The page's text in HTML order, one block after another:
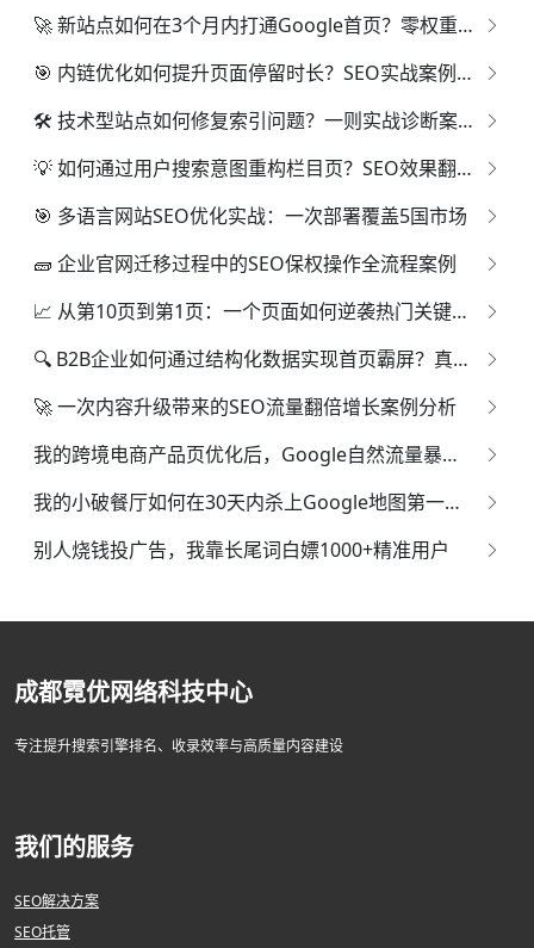
🚀 新站点如何在3个月内打通Google首页？零权重起步案例分析
🎯 内链优化如何提升页面停留时长？SEO实战案例分享
🛠 技术型站点如何修复索引问题？一则实战诊断案例解析
💡 如何通过用户搜索意图重构栏目页？SEO效果翻倍的案例
🎯 多语言网站SEO优化实战：一次部署覆盖5国市场
🧱 企业官网迁移过程中的SEO保权操作全流程案例
📈 从第10页到第1页：一个页面如何逆袭热门关键词排名
🔍 B2B企业如何通过结构化数据实现首页霸屏？真实案例复盘
🚀 一次内容升级带来的SEO流量翻倍增长案例分析
我的跨境电商产品页优化后，Google自然流量暴涨300%！
我的小破餐厅如何在30天内杀上Google地图第一名？
别人烧钱投广告，我靠长尾词白嫖1000+精准用户
成都霓优网络科技中心
专注提升搜索引擎排名、收录效率与高质量内容建设
我们的服务
SEO解决方案
SEO托管